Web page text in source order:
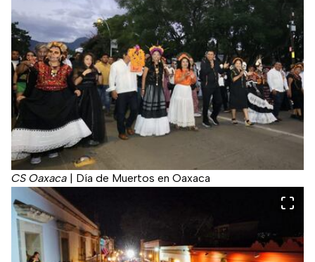
CS Oaxaca | Día de Muertos en Oaxaca